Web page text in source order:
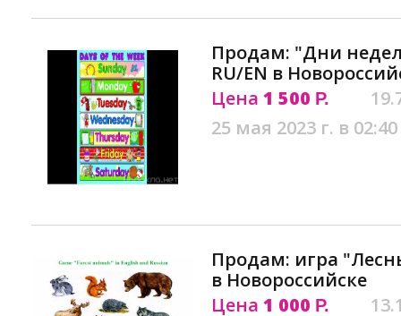
Продам: "Дни
RU/EN в
Цена 1 500 Р.
25 мая 2023 г. в 02:40
Продам: игра
в Новороссийске
Цена 1 000 Р.